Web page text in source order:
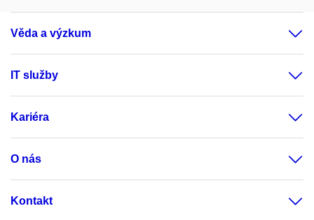
Věda a výzkum
IT služby
Kariéra
O nás
Kontakt